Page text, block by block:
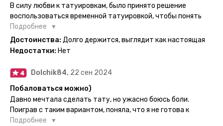
нанесла одну из них и сейчас жду результата. Всё очень
понятно объяснено, отдельным плюсом для меня стала
картинка с обозначениями тех мечт, где тату будет
держаться дольше всего. В общем всём советую и
рекомендую, буду заказывать ещё))
В силу любви к татуировкам, было принято решение
воспользоваться временной татуировкой, чтобы понять
хочется набивать настоящую или нет, как оказалось
смысла набивать нет, ведь можно постоянно делать
временные татуировки и в случае если одна не понравится
больше ничего и не нужно.
Подробнее
Достоинства: Долго держится, выглядит как настоящая
Недостатки: Нет
Dolchik84, 22 сен 2024
Побаловаться можно)
Давно мечтала сделать тату, но ужасно боюсь боли.
Поиграв с таким вариантом, поняла, что я не готова к
постоянной тату. Поэтому благодарю, что есть такая
Подробнее